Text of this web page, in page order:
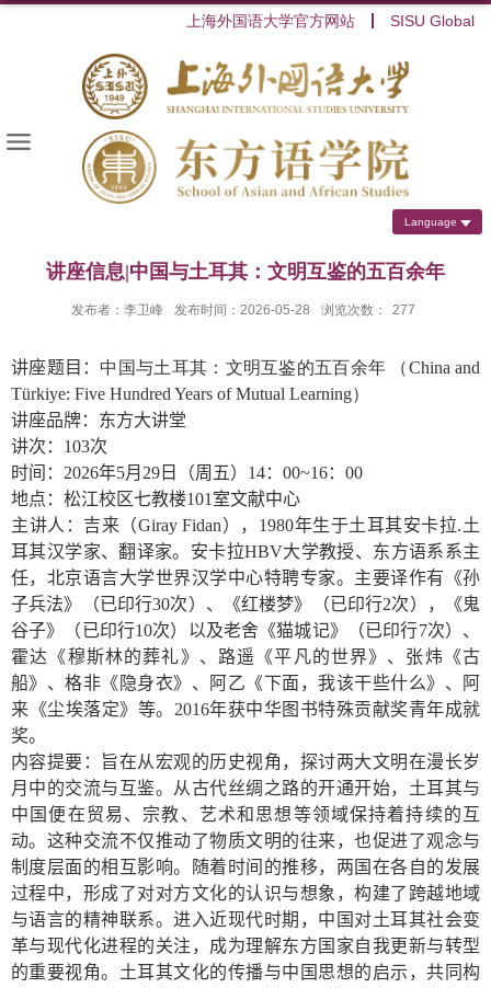
上海外国语大学官方网站 SISU Global
Language
讲座信息|中国与土耳其：文明互鉴的五百余年
发布者：李卫峰 发布时间：2026-05-28 浏览次数： 277
讲座题目： 中国与土耳其：文明互鉴的五百余年 （China and
Türkiye: Five Hundred Years of Mutual Learning）
讲座品牌：东方大讲堂
讲次： 103次
时间： 2026年5月 29 日（周五） 14： 00~16： 00
地点：松江校区七教楼101 室文献中心
主讲人：吉来（Giray Fidan）， 1980年生于土耳其安卡拉.土
耳其汉学家、翻译家。安卡拉HBV大学教授、东方语系系主
任，北京语言大学世界汉学中心特聘专家。主要译作有《孙
子兵法》（已印行30次）、《红楼梦》（已印行2次），《鬼
谷子》（已印行10次）以及老舍《猫城记》（已印行7次）、
霍达《穆斯林的葬礼》、路遥《平凡的世界》、张炜《古
船》、格非《隐身衣》、阿乙《下面，我该干些什么》、阿
来《尘埃落定》等。 2016年获中华图书特殊贡献奖青年成就
奖。
内容提要：旨在从宏观的历史视角，探讨两大文明在漫长岁
月中的交流与互鉴。从古代丝绸之路的开通开始，土耳其与
中国便在贸易、宗教、艺术和思想等领域保持着持续的互
动。这种交流不仅推动了物质文明的往来，也促进了观念与
制度层面的相互影响。随着时间的推移，两国在各自的发展
过程中，形成了对对方文化的认识与想象，构建了跨越地域
与语言的精神联系。进入近现代时期，中国对土耳其社会变
革与现代化进程的关注，成为理解东方国家自我更新与转型
的重要视角。土耳其文化的传播与中国思想的启示，共同构